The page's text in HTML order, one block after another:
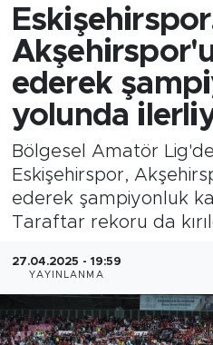
ederek
yolunda
Bölgesel Amatör
Eskişehirspor,
ederek şampiyonluk
Taraftar rekoru da
27.04.2025 - 19:59
YAYINLANMA
Siyaset
Spor
Sağlık
Ekonomi
Eğitim
Teknoloji
Trafik Durumu
Süper Lig Puan
Tüm Manşetler
Son Dakika Haberleri
Haber Arşivi